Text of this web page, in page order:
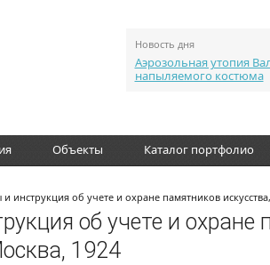
Новость дня
Аэрозольная утопия
напыляемого костюма
Объекты Каталог портфолио
и инструкция об учете и охране памятников
об учете и охране
1924